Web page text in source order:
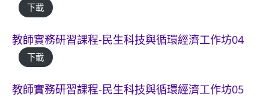
下載
教師實務研習課程-民生科技與循環經濟工作坊04
下載
教師實務研習課程-民生科技與循環經濟工作坊05